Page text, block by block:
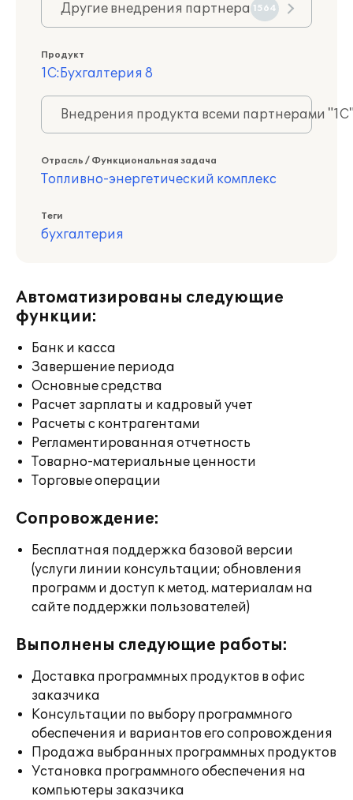
Другие внедрения партнера 1564
Продукт
1С:Бухгалтерия 8
Внедрения продукта всеми партнерами
Отрасль / Функциональная задача
Топливно-энергетический комплекс
Теги
бухгалтерия
Автоматизированы следующие
функции:
Банк и касса
Завершение периода
Основные средства
Расчет зарплаты и кадровый учет
Расчеты с контрагентами
Регламентированная отчетность
Товарно-материальные ценности
Торговые операции
Сопровождение:
Бесплатная поддержка базовой версии
(услуги линии консультации; обновления
программ и доступ к метод. материалам на
сайте поддержки пользователей)
Выполнены следующие работы:
Доставка программных продуктов в офис
заказчика
Консультации по выбору программного
обеспечения и вариантов его сопровождения
Продажа выбранных программных продуктов
Установка программного обеспечения на
компьютеры заказчика